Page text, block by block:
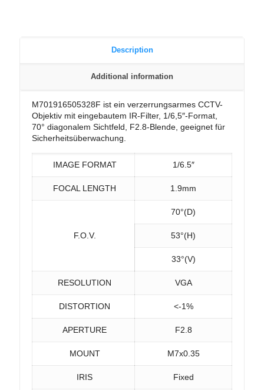
Description
Additional information
M701916505328F ist ein verzerrungsarmes CCTV-
Objektiv mit eingebautem IR-Filter, 1/6,5″-Format,
70° diagonalem Sichtfeld, F2.8-Blende, geeignet für
Sicherheitsüberwachung.
IMAGE FORMAT 1/6.5″
FOCAL LENGTH 1.9mm
F.O.V.
70°(D)
53°(H)
33°(V)
RESOLUTION VGA
DISTORTION <-1%
APERTURE F2.8
MOUNT M7x0.35
IRIS Fixed